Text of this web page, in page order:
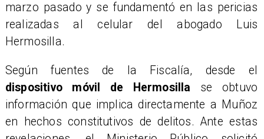
marzo pasado y se fundamentó en las pericias
realizadas al celular del abogado Luis
Hermosilla.
​Según fuentes de la Fiscalía, desde el
dispositivo móvil de Hermosilla se obtuvo
información que implica directamente a Muñoz
en hechos constitutivos de delitos. Ante estas